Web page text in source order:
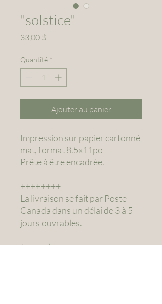
"solstice"
33,00 $
Quantité *
Ajouter au panier
Impression sur papier cartonné
mat, format 8.5x11po
Prête à être encadrée.
++++++++
La livraison se fait par Poste
Canada dans un délai de 3 à 5
jours ouvrables.
Toutes les